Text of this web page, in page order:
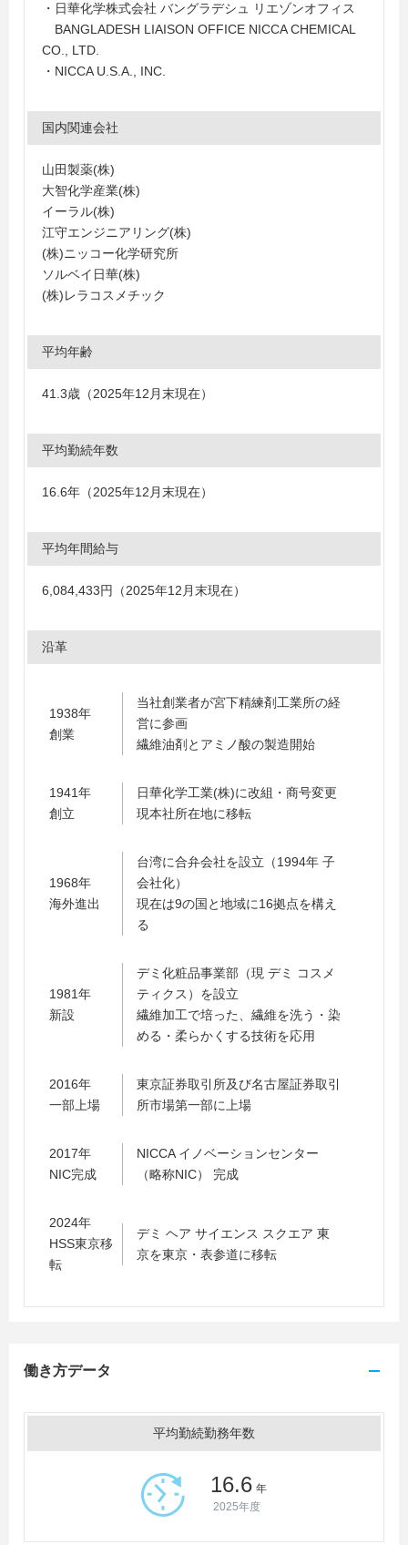
・日華化学株式会社 バングラデシュ リエゾンオフィス
BANGLADESH LIAISON OFFICE NICCA CHEMICAL
CO., LTD.
・NICCA U.S.A., INC.
国内関連会社
山田製薬(株)
大智化学産業(株)
イーラル(株)
江守エンジニアリング(株)
(株)ニッコー化学研究所
ソルベイ日華(株)
(株)レラコスメチック
平均年齢
41.3歳（2025年12月末現在）
平均勤続年数
16.6年（2025年12月末現在）
平均年間給与
6,084,433円（2025年12月末現在）
沿革
1938年
創業
当社創業者が宮下精練剤工業所の経
営に参画
繊維油剤とアミノ酸の製造開始
1941年
創立
日華化学工業(株)に改組・商号変更
現本社所在地に移転
1968年
海外進出
台湾に合弁会社を設立（1994年 子
会社化）
現在は9の国と地域に16拠点を構え
る
1981年
新設
デミ化粧品事業部（現 デミ コスメ
ティクス）を設立
繊維加工で培った、繊維を洗う・染
める・柔らかくする技術を応用
2016年
一部上場
東京証券取引所及び名古屋証券取引
所市場第一部に上場
2017年
NIC完成
NICCA イノベーションセンター
（略称NIC） 完成
2024年
HSS東京移
転
デミ ヘア サイエンス スクエア 東
京を東京・表参道に移転
働き方データ
平均勤続勤務年数
16.6 年
2025年度